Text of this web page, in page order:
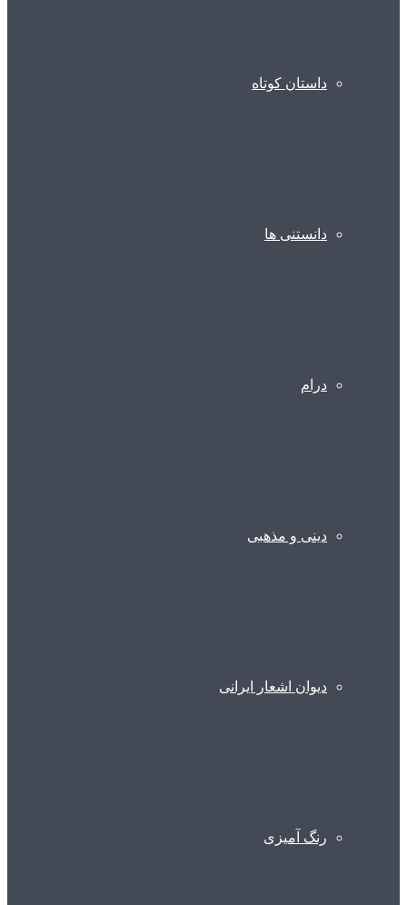
داستان کوتاه
دانستنی ها
درام
دینی و مذهبی
دیوان اشعار ایرانی
رنگ آمیزی